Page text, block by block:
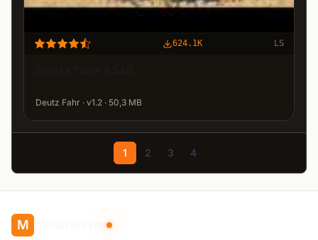
624.1K LS
Deutz Fahr · v1.2 · 50,3 MB
1 2 3 4
M modhoster